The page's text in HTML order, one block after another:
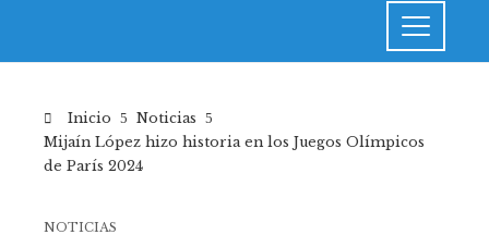
Inicio
Noticias
Mijaín López hizo historia en los Juegos Olímpicos
de París 2024
NOTICIAS